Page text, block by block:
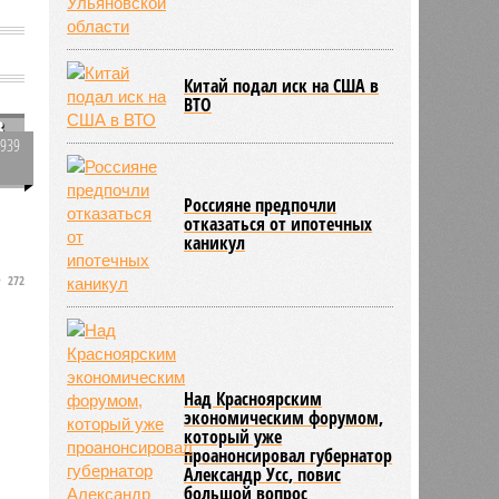
272
Китай подал иск на США в
ВТО
Россияне предпочли
отказаться от ипотечных
каникул
Над Красноярским
экономическим форумом,
который уже
проанонсировал губернатор
Александр Усс, повис
большой вопрос